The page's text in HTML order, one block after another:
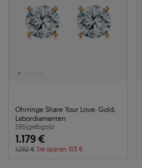
Ohrringe Share Your Love: Gold,
Labordiamanten
585|gelbgold
1.179 €
1.282 € Sie sparen 103 €